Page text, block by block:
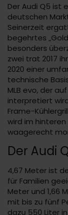
Der Audi Q5 ist
deutschen
Seinerzeit
begehrtes
besonders
zwei trat 2017
2020 einer
technische
MLB evo, der
interpretiert
Frame-
wird im hinteren
waagerecht
Der Audi
4,67 Meter ist
für Familien
Meter und 1,66
mit bis zu fünf
dazu 550 Liter